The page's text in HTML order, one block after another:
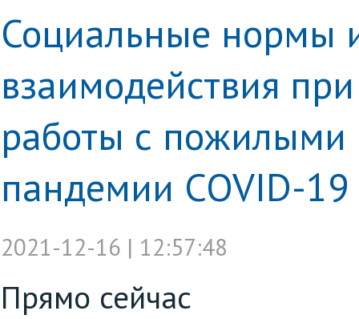
Социальные нормы
взаимодействия
работы с пожилыми
пандемии COVID-19
2021-12-16 | 12:57:48
Прямо сейчас